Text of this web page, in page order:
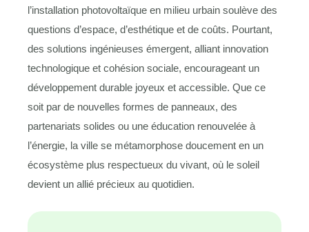
l’installation photovoltaïque en milieu urbain soulève des
questions d’espace, d’esthétique et de coûts. Pourtant,
des solutions ingénieuses émergent, alliant innovation
technologique et cohésion sociale, encourageant un
développement durable joyeux et accessible. Que ce
soit par de nouvelles formes de panneaux, des
partenariats solides ou une éducation renouvelée à
l’énergie, la ville se métamorphose doucement en un
écosystème plus respectueux du vivant, où le soleil
devient un allié précieux au quotidien.